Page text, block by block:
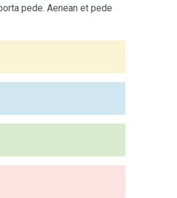
pede. Aenean et pede